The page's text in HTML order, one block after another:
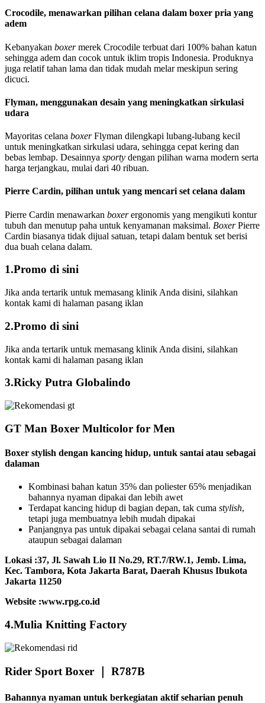
Crocodile, menawarkan pilihan celana dalam boxer pria yang
adem
Kebanyakan boxermerek Crocodile terbuat dari 100% bahan katun
sehingga adem dan cocok untuk iklim tropis Indonesia. Produknya
juga relatif tahan lama dan tidak mudah melar meskipun sering
dicuci.
Flyman, menggunakan desain yang meningkatkan sirkulasi
udara
Mayoritas celana boxerFlyman dilengkapi lubang-lubang kecil
untuk meningkatkan sirkulasi udara, sehingga cepat kering dan
bebas lembap. Desainnya sporty dengan pilihan warna modern serta
harga terjangkau, mulai dari 40 ribuan.
Pierre Cardin, pilihan untuk yang mencari set celana dalam
Pierre Cardin menawarkan boxerergonomis yang mengikuti kontur
tubuh dan menutup paha untuk kenyamanan maksimal. BoxerPierre
Cardin biasanya tidak dijual satuan, tetapi dalam bentuk set berisi
dua buah celana dalam.
1.Promo di sini
Jika anda tertarik untuk memasang klinik Anda disini, silahkan
kontak kami di halaman pasang iklan
2.Promo di sini
Jika anda tertarik untuk memasang klinik Anda disini, silahkan
kontak kami di halaman pasang iklan
3.Ricky Putra Globalindo
GT Man Boxer Multicolor for Men
Boxer stylish dengan kancing hidup, untuk santai atau sebagai
dalaman
Kombinasi bahan katun 35% dan poliester 65% menjadikan
bahannya nyaman dipakai dan lebih awet
Terdapat kancing hidup di bagian depan, tak cuma stylish,
tetapi juga membuatnya lebih mudah dipakai
Panjangnya pas untuk dipakai sebagai celana santai di rumah
ataupun sebagai dalaman
Lokasi :37, Jl. Sawah Lio II No.29, RT.7/RW.1, Jemb. Lima,
Kec. Tambora, Kota Jakarta Barat, Daerah Khusus Ibukota
Jakarta 11250
Website :www.rpg.co.id
4.Mulia Knitting Factory
Rider Sport Boxer ｜ R787B
Bahannya nyaman untuk berkegiatan aktif seharian penuh